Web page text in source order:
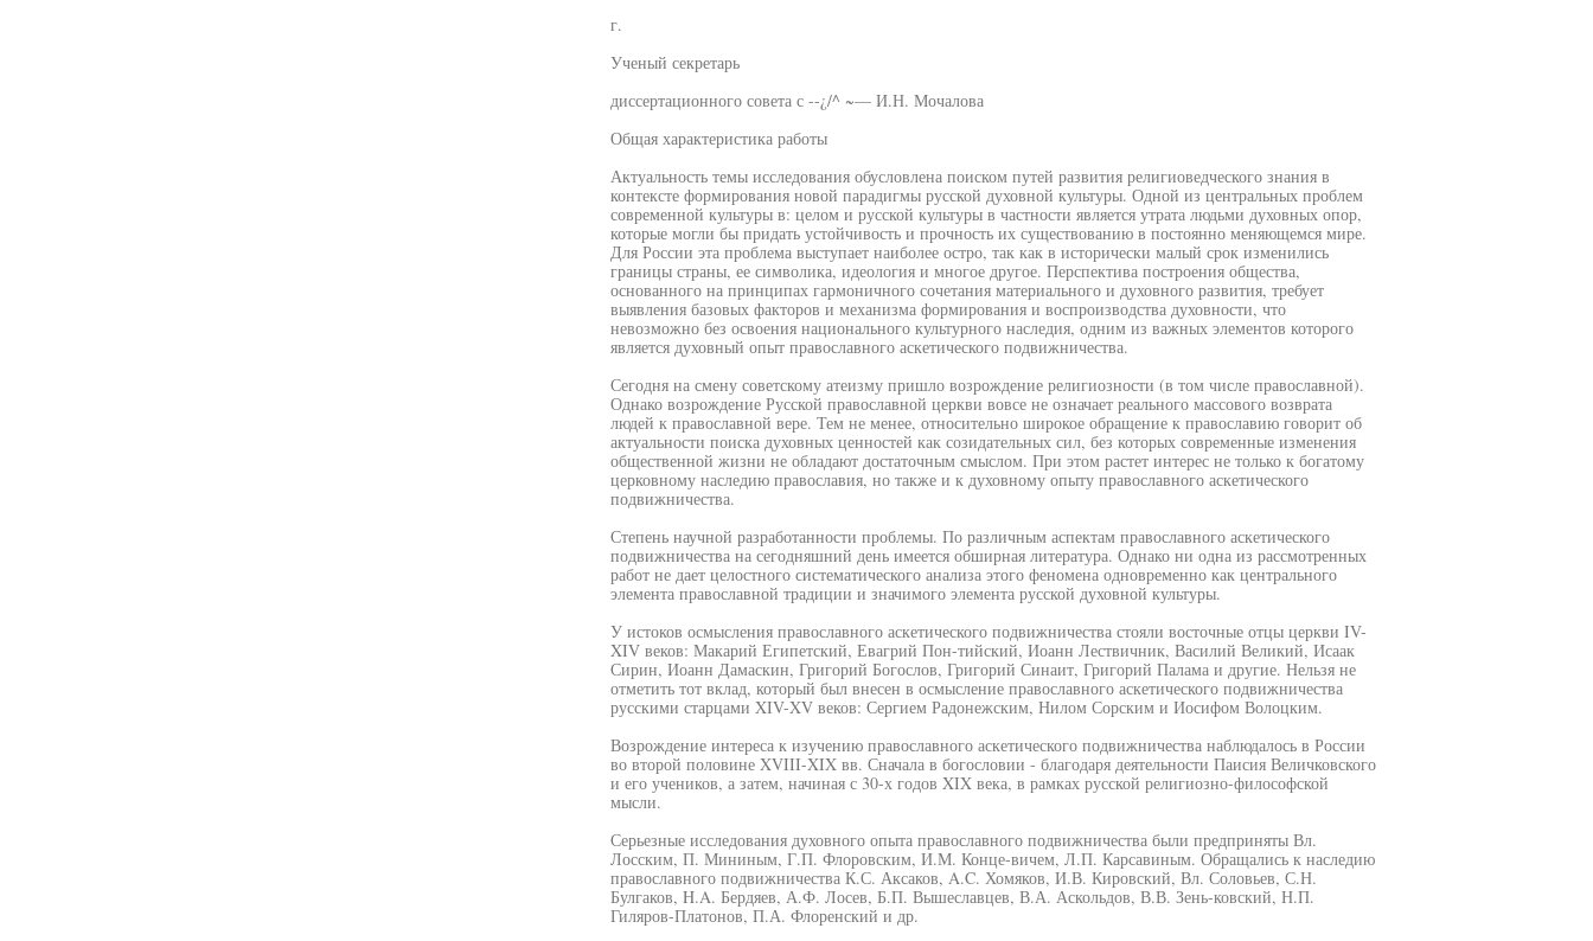
г.
Ученый секретарь
диссертационного совета с --¿/^ ~— И.Н. Мочалова
Общая характеристика работы
Актуальность темы исследования обусловлена поиском путей развития религиоведческого знания в
контексте формирования новой парадигмы русской духовной культуры. Одной из центральных проблем
современной культуры в: целом и русской культуры в частности является утрата людьми духовных опор,
которые могли бы придать устойчивость и прочность их существованию в постоянно меняющемся мире.
Для России эта проблема выступает наиболее остро, так как в исторически малый срок изменились
границы страны, ее символика, идеология и многое другое. Перспектива построения общества,
основанного на принципах гармоничного сочетания материального и духовного развития, требует
выявления базовых факторов и механизма формирования и воспроизводства духовности, что
невозможно без освоения национального культурного наследия, одним из важных элементов которого
является духовный опыт православного аскетического подвижничества.
Сегодня на смену советскому атеизму пришло возрождение религиозности (в том числе православной).
Однако возрождение Русской православной церкви вовсе не означает реального массового возврата
людей к православной вере. Тем не менее, относительно широкое обращение к православию говорит об
актуальности поиска духовных ценностей как созидательных сил, без которых современные изменения
общественной жизни не обладают достаточным смыслом. При этом растет интерес не только к богатому
церковному наследию православия, но также и к духовному опыту православного аскетического
подвижничества.
Степень научной разработанности проблемы. По различным аспектам православного аскетического
подвижничества на сегодняшний день имеется обширная литература. Однако ни одна из рассмотренных
работ не дает целостного систематического анализа этого феномена одновременно как центрального
элемента православной традиции и значимого элемента русской духовной культуры.
У истоков осмысления православного аскетического подвижничества стояли восточные отцы церкви IV-
XIV веков: Макарий Египетский, Евагрий Пон-тийский, Иоанн Лествичник, Василий Великий, Исаак
Сирин, Иоанн Дамаскин, Григорий Богослов, Григорий Синаит, Григорий Палама и другие. Нельзя не
отметить тот вклад, который был внесен в осмысление православного аскетического подвижничества
русскими старцами XIV-XV веков: Сергием Радонежским, Нилом Сорским и Иосифом Волоцким.
Возрождение интереса к изучению православного аскетического подвижничества наблюдалось в России
во второй половине XVIII-XIX вв. Сначала в богословии - благодаря деятельности Паисия Величковского
и его учеников, а затем, начиная с 30-х годов XIX века, в рамках русской религиозно-философской
мысли.
Серьезные исследования духовного опыта православного подвижничества были предприняты Вл.
Лосским, П. Мининым, Г.П. Флоровским, И.М. Конце-вичем, Л.П. Карсавиным. Обращались к наследию
православного подвижничества К.С. Аксаков, A.C. Хомяков, И.В. Кировский, Вл. Соловьев, С.Н.
Булгаков, H.A. Бердяев, А.Ф. Лосев, Б.П. Вышеславцев, В.А. Аскольдов, В.В. Зень-ковский, Н.П.
Гиляров-Платонов, П.А. Флоренский и др.